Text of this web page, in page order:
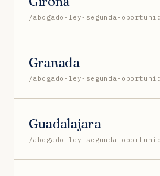
/abogado-ley-segunda-
Granada
/abogado-ley-segunda-
Guadalajara
/abogado-ley-segunda-